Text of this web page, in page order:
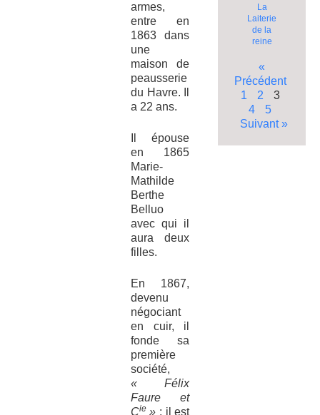
armes,
entre en
1863 dans
une
maison de
peausserie
du Havre. Il
a 22 ans.
Il épouse
en 1865
Marie-
Mathilde
Berthe
Belluo
avec qui il
aura deux
filles.
En 1867,
devenu
négociant
en cuir, il
fonde sa
première
société,
« Félix
Faure et
Cie» : il est
La
Laiterie
de la
reine
«
Précédent
1
2
3
4
5
Suivant »